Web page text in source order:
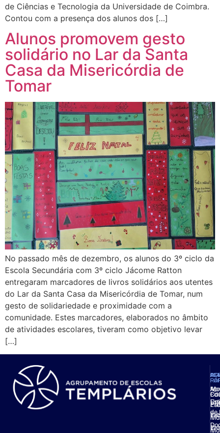
de Ciências e Tecnologia da Universidade de Coimbra.
Contou com a presença dos alunos dos […]
Alunos promovem gesto
solidário no Lar da Santa
Casa da Misericórdia de
Tomar
No passado mês de dezembro, os alunos do 3º ciclo da
Escola Secundária com 3º ciclo Jácome Ratton
entregaram marcadores de livros solidários aos utentes
do Lar da Santa Casa da Misericórdia de Tomar, num
gesto de solidariedade e proximidade com a
comunidade. Estes marcadores, elaborados no âmbito
de atividades escolares, tiveram como objetivo levar
[…]
de